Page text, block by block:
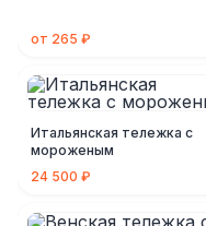
от 265 ₽
Итальянская тележка с
мороженым
24 500 ₽